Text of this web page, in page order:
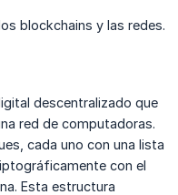
blockchains y las redes.
descentralizado que
red de computadoras.
cada uno con una lista
con el
Esta estructura